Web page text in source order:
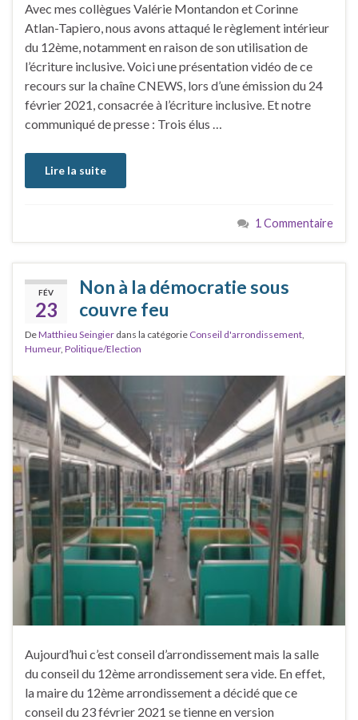
Avec mes collègues Valérie Montandon et Corinne
Atlan-Tapiero, nous avons attaqué le règlement intérieur
du 12ème, notamment en raison de son utilisation de
l’écriture inclusive. Voici une présentation vidéo de ce
recours sur la chaîne CNEWS, lors d’une émission du 24
février 2021, consacrée à l’écriture inclusive. Et notre
communiqué de presse : Trois élus …
Lire la suite
1 Commentaire
FÉV
23
Non à la démocratie sous
couvre feu
DeMatthieu Seingier dans la catégorie Conseil d'arrondissement,
Humeur, Politique/Election
Aujourd’hui c’est conseil d’arrondissement mais la salle
du conseil du 12ème arrondissement sera vide. En effet,
la maire du 12ème arrondissement a décidé que ce
conseil du 23 février 2021 se tienne en version